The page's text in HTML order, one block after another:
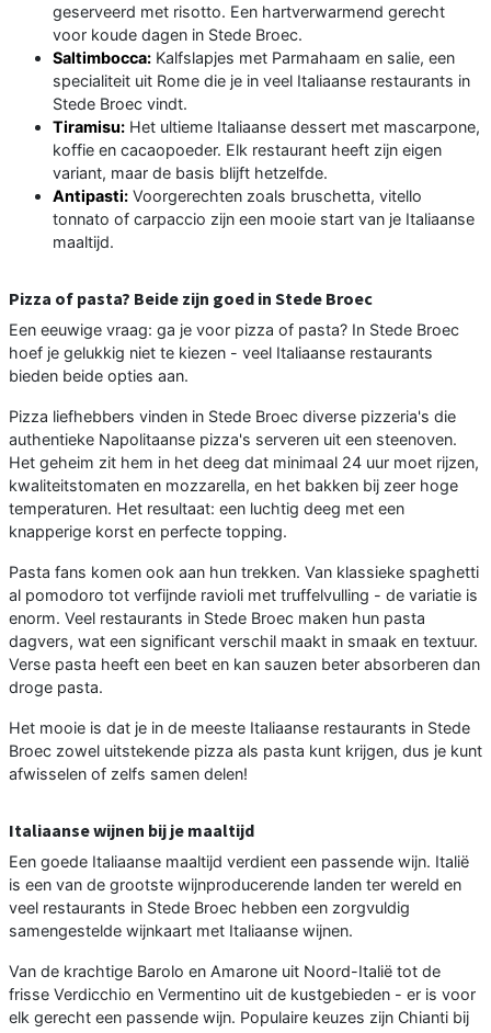
geserveerd met risotto. Een hartverwarmend gerecht
voor koude dagen in Stede Broec.
Saltimbocca: Kalfslapjes met Parmahaam en salie, een
specialiteit uit Rome die je in veel Italiaanse restaurants in
Stede Broec vindt.
Tiramisu: Het ultieme Italiaanse dessert met mascarpone,
koffie en cacaopoeder. Elk restaurant heeft zijn eigen
variant, maar de basis blijft hetzelfde.
Antipasti: Voorgerechten zoals bruschetta, vitello
tonnato of carpaccio zijn een mooie start van je Italiaanse
maaltijd.
Pizza of pasta? Beide zijn goed in Stede Broec
Een eeuwige vraag: ga je voor pizza of pasta? In Stede Broec
hoef je gelukkig niet te kiezen - veel Italiaanse restaurants
bieden beide opties aan.
Pizza liefhebbers vinden in Stede Broec diverse pizzeria's die
authentieke Napolitaanse pizza's serveren uit een steenoven.
Het geheim zit hem in het deeg dat minimaal 24 uur moet rijzen,
kwaliteitstomaten en mozzarella, en het bakken bij zeer hoge
temperaturen. Het resultaat: een luchtig deeg met een
knapperige korst en perfecte topping.
Pasta fans komen ook aan hun trekken. Van klassieke spaghetti
al pomodoro tot verfijnde ravioli met truffelvulling - de variatie is
enorm. Veel restaurants in Stede Broec maken hun pasta
dagvers, wat een significant verschil maakt in smaak en textuur.
Verse pasta heeft een beet en kan sauzen beter absorberen dan
droge pasta.
Het mooie is dat je in de meeste Italiaanse restaurants in Stede
Broec zowel uitstekende pizza als pasta kunt krijgen, dus je kunt
afwisselen of zelfs samen delen!
Italiaanse wijnen bij je maaltijd
Een goede Italiaanse maaltijd verdient een passende wijn. Italië
is een van de grootste wijnproducerende landen ter wereld en
veel restaurants in Stede Broec hebben een zorgvuldig
samengestelde wijnkaart met Italiaanse wijnen.
Van de krachtige Barolo en Amarone uit Noord-Italië tot de
frisse Verdicchio en Vermentino uit de kustgebieden - er is voor
elk gerecht een passende wijn. Populaire keuzes zijn Chianti bij